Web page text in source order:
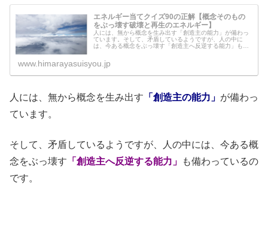
エネルギー当てクイズ90の正解【概念そのもの
をぶっ壊す破壊と再生のエネルギー】
人には、無から概念を生み出す「創造主の能力」が備わっ
ています。そして、矛盾しているようですが、人の中に
は、今ある概念をぶっ壊す「創造主へ反逆する能力」も備
www.himarayasuisyou.jp
人には、無から概念を生み出す 「創造主の能力」 が備わっ
ています。
そして、矛盾しているようですが、人の中には、今ある概
念をぶっ壊す 「創造主へ反逆する能力」
も備わっているの
です。